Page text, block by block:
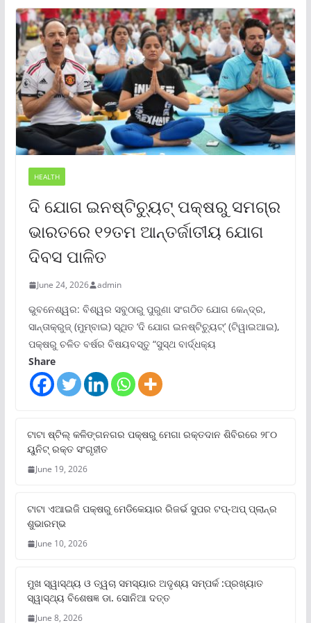
HEALTH
ଦି ଯୋଗ ଇନଷ୍ଟିଚ୍ୟୁଟ୍ ପକ୍ଷରୁ ସମଗ୍ର
ଭାରତରେ ୧୨ତମ ଆନ୍ତର୍ଜାତୀୟ ଯୋଗ
ଦିବସ ପାଳିତ
June 24, 2026 admin
ଭୁବନେଶ୍ୱର: ବିଶ୍ୱର ସବୁଠାରୁ ପୁରୁଣା ସଂଗଠିତ ଯୋଗ କେନ୍ଦ୍ର,
ସାନ୍ତାକ୍ରୁଜ୍ (ମୁମ୍ବାଇ) ସ୍ଥିତ ‘ଦି ଯୋଗ ଇନଷ୍ଟିଚ୍ୟୁଟ୍‌’ (ଟିୱାଇଆଇ),
ପକ୍ଷରୁ ଚଳିତ ବର୍ଷର ବିଷୟବସ୍ତୁ “ସୁସ୍ଥ ବାର୍ଦ୍ଧକ୍ୟ
Share
ଟାଟା ଷ୍ଟିଲ୍‌ କଳିଙ୍ଗନଗର ପକ୍ଷରୁ ମେଗା ରକ୍ତଦାନ ଶିବିରରେ ୨୮୦
ୟୁନିଟ୍‌ ରକ୍ତ ସଂଗୃହୀତ
June 19, 2026
ଟାଟା ଏଆଇଜି ପକ୍ଷରୁ ମେଡିକେୟାର ରିଜର୍ଭ ସୁପର ଟପ୍‌-ଅପ୍ ପ୍ଲାନ୍‌ର
ଶୁଭାରମ୍ଭ
June 10, 2026
ମୁଖ ସ୍ୱାସ୍ଥ୍ୟ ଓ ତ୍ୱଚା ସମସ୍ୟାର ଅଦୃଶ୍ୟ ସମ୍ପର୍କ :ପ୍ରଖ୍ୟାତ
ସ୍ୱାସ୍ଥ୍ୟ ବିଶେଷଜ୍ଞ ଡା. ସୋନିଆ ଦତ୍ତ
June 8, 2026